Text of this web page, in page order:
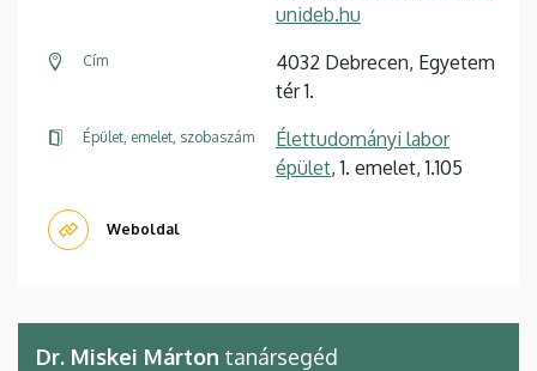
unideb.hu
Cím
4032 Debrecen, Egyetem
tér 1.
Épület, emelet, szobaszám
Élettudományi labor
épület, 1. emelet, 1.105
Weboldal
Dr. Miskei Márton tanársegéd